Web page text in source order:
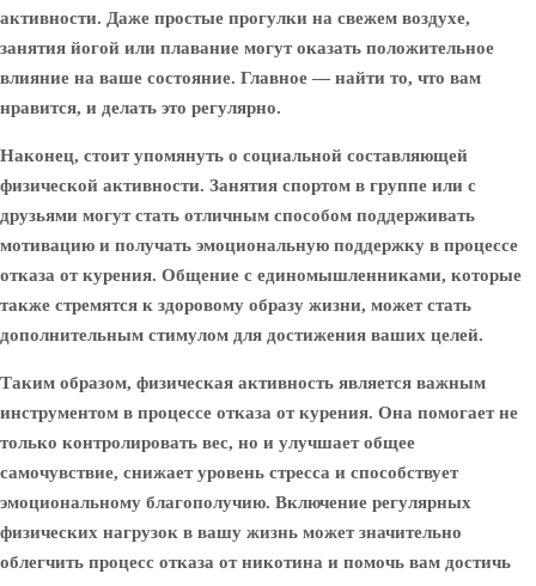
активности. Даже простые прогулки на свежем воздухе,
занятия йогой или плавание могут оказать положительное
влияние на ваше состояние. Главное — найти то, что вам
нравится, и делать это регулярно.
Наконец, стоит упомянуть о социальной составляющей
физической активности. Занятия спортом в группе или с
друзьями могут стать отличным способом поддерживать
мотивацию и получать эмоциональную поддержку в процессе
отказа от курения. Общение с единомышленниками, которые
также стремятся к здоровому образу жизни, может стать
дополнительным стимулом для достижения ваших целей.
Таким образом, физическая активность является важным
инструментом в процессе отказа от курения. Она помогает не
только контролировать вес, но и улучшает общее
самочувствие, снижает уровень стресса и способствует
эмоциональному благополучию. Включение регулярных
физических нагрузок в вашу жизнь может значительно
облегчить процесс отказа от никотина и помочь вам достичь